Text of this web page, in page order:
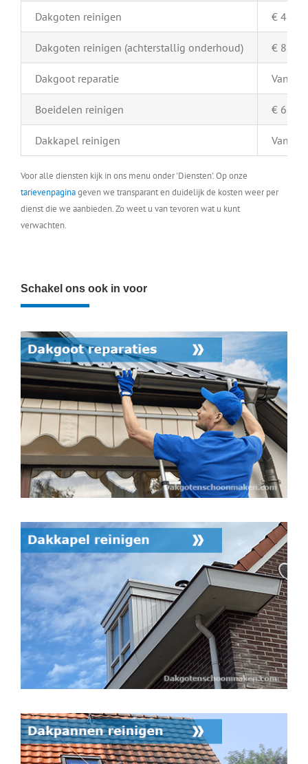
Dakgoten reinigen € 4,-
Dakgoten reinigen (achterstallig onderhoud) € 8,-
Dakgoot reparatie Vanaf
Boeidelen reinigen € 6,-
Dakkapel reinigen Vanaf
Voor alle diensten kijk in ons menu onder 'Diensten'. Op onze
tarievenpaginageven we transparant en duidelijk de kosten weer per
dienst die we aanbieden. Zo weet u van tevoren wat u kunt
verwachten.
Schakel ons ook in voor